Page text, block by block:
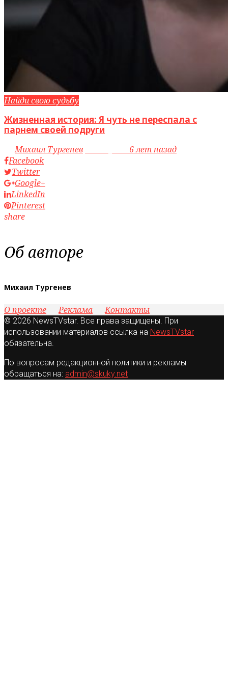
Найди свою судьбу
Жизненная история: Я чуть не переспала с
парнем своей подруги
byМихаил Тургенев
6 лет назад
Facebook
Twitter
Google+
LinkedIn
Pinterest
share
Об авторе
Михаил Тургенев
О проекте Реклама Контакты
© 2026 NewsTVstar. Все права защищены. При
использовании материалов ссылка на NewsTVstar
обязательна.
По вопросам редакционной политики и рекламы
обращаться на: admin@skuky.net